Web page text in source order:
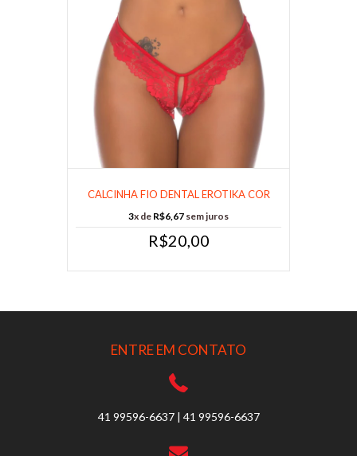
CALCINHA FIO DENTAL EROTIKA COR
VERMELHA......
3x de R$6,67 sem juros
R$20,00
ENTRE EM CONTATO
41 99596-6637 | 41 99596-6637